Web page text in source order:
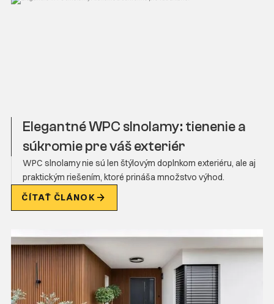
Elegantné WPC slnolamy: tienenie a
súkromie pre váš exteriér
WPC slnolamy nie sú len štýlovým doplnkom exteriéru, ale aj
praktickým riešením, ktoré prináša množstvo výhod.
ČÍTAŤ ČLÁNOK